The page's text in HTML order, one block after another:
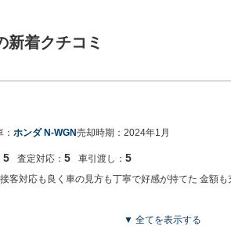
新着クチコミ
ホンダ N-WGN売却時期： 2024年1月
5 査定対応： 5 車引渡し： 5
客対応も良く車の見方も丁寧で好感が持てた 金額
▼ 全てを表示する